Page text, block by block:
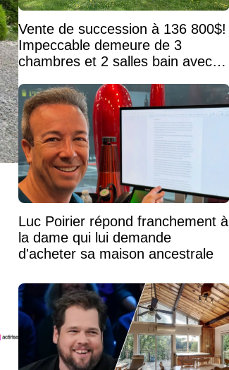
Vente de succession à 136 800$!
Impeccable demeure de 3
chambres et 2 salles bain avec
Luc Poirier répond franchement à
la dame qui lui demande
d'acheter sa maison ancestrale